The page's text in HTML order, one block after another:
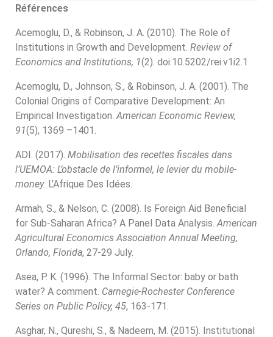
Références
Acemoglu, D., & Robinson, J. A. (2010). The Role of
Institutions in Growth and Development. Review of
Economics and Institutions, 1(2). doi:10.5202/rei.v1i2.1
Acemoglu, D., Johnson, S., & Robinson, J. A. (2001). The
Colonial Origins of Comparative Development: An
Empirical Investigation.American Economic Review,
91(5), 1369 –1401.
ADI. (2017). Mobilisation des recettes fiscales dans
l’UEMOA: L’obstacle de l’informel, le levier du mobile-
money. L’Afrique Des Idées.
Armah, S., & Nelson, C. (2008). Is Foreign Aid Beneficial
for Sub-Saharan Africa? A Panel Data Analysis.American
Agricultural Economics Association Annual Meeting,
Orlando, Florida, 27-29 July.
Asea, P. K. (1996). The Informal Sector: baby or bath
water? A comment. Carnegie-Rochester Conference
Series on Public Policy, 45, 163-171.
Asghar, N., Qureshi, S., & Nadeem, M. (2015). Institutional